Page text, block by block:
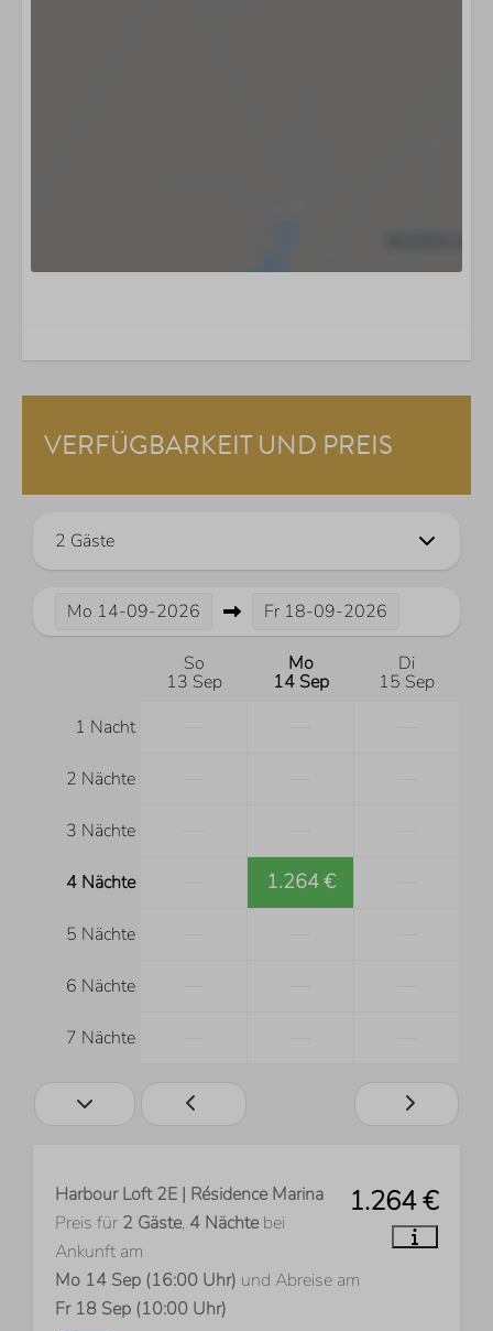
VERFÜGBARKEIT UND PREIS
2 Gäste
Mo 14-09-2026 Fr 18-09-2026
So
13 Sep
Mo
14 Sep
Di
15 Sep
1 Nacht
2 Nächte
3 Nächte
4 Nächte 1.264 €
5 Nächte
6 Nächte
7 Nächte
1.264 €
Harbour Loft 2E | Résidence Marina
Preis für 2 Gäste, 4 Nächtebei
Ankunft am
Mo 14 Sep (16:00 Uhr) und Abreise am
Fr 18 Sep (10:00 Uhr)